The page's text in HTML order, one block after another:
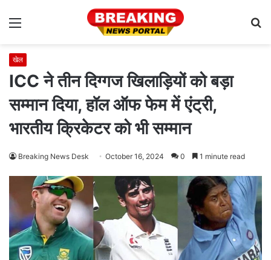
Menu
खेल
ICC ने तीन दिग्गज खिलाड़ियों को बड़ा
सम्मान दिया, हॉल ऑफ फेम में एंट्री,
भारतीय क्रिकेटर को भी सम्मान
Breaking News Desk October 16, 2024 0 1 minute read